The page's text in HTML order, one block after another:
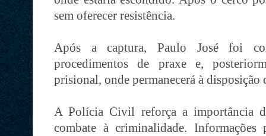
sem oferecer resistência.
Após a captura, Paulo José foi
procedimentos de praxe e,
prisional, onde permanecerá à disposição
A Polícia Civil reforça a importância
combate à criminalidade. Informações